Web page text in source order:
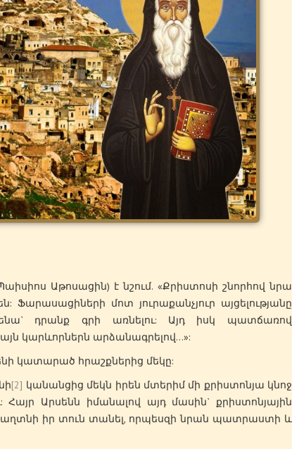
Աթոսացին) է նշում. «Քրիստոսի շնորհով նրա
մոտ յուրաքանչյուր այցելությանը
դրանք գրի առնելու: Այդ իսկ պատճառով
կարևորներն արձանագրելով…»:
կատարած հրաշքներից մեկը:
[2] կանանցից մեկն իրեն մտերիմ մի քրիստոնյա կնոջ
Հայր Արսենն իմանալով այդ մասին` քրիստոնյային
իր տուն տանել, որպեսզի նրան պատրաստի և